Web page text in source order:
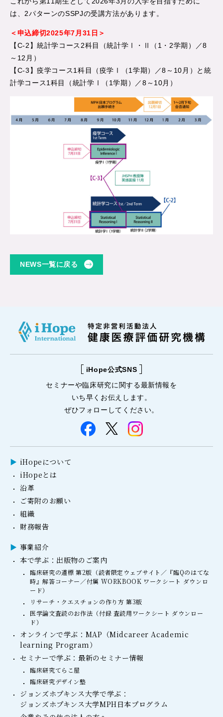
は、2パターンのSSPJの受講方法があります。
＜申込締切2025年7月31日＞
【C-2】統計学コース2科目（統計学Ⅰ・Ⅱ（1・2学期）／8
～12月）
【C-3】疫学コース1科目（疫学Ⅰ（1学期）／8～10月）と統
計学コース1科目（統計学Ⅰ（1学期）／8～10月）
NEWS一覧に戻る
iHope公式SNS
セミナーや臨床研究に関する最新情報を
いち早くお伝えします。
ぜひフォローしてください。
iHopeについて
iHopeとは
沿革
ご寄附のお願い
組織
財務報告
事業紹介
本で学ぶ：出版物のご案内
臨床研究の道標 第2版（読者限定ウェブサイト／『臨Qのはてな
時』解答コーナー／付属 WORKBOOK ワークシート ダウンロ
ード）
リサーチ・クエスチョンの作り方 第3版
医学論文査読のお作法（付録 査読用ワークシート ダウンロー
ド）
オンラインで学ぶ：MAP（Midcareer Academic
learning Program）
セミナーで学ぶ：最新のセミナー情報
臨床研究てらこ屋
臨床研究デザイン塾
ジョンズホプキンス大学で学ぶ：
ジョンズホプキンス大学MPH日本プログラム